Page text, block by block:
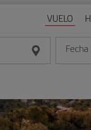
VUELO
Fecha